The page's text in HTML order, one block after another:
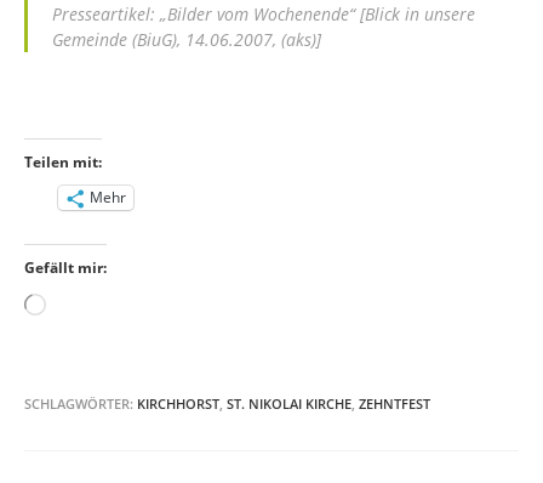
Presseartikel: „Bilder vom Wochenende“ [Blick in unsere
Gemeinde (BiuG), 14.06.2007, (aks)]
Teilen mit:
Mehr
Gefällt mir:
Wird
SCHLAGWÖRTER: KIRCHHORST ST. NIKOLAI KIRCHE ZEHNTFEST